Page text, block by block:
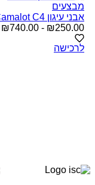
מבצעים
אבני עיגון Camalot C4 של Black Diamond
₪250.00
-
₪740.00טווח
לרכישה